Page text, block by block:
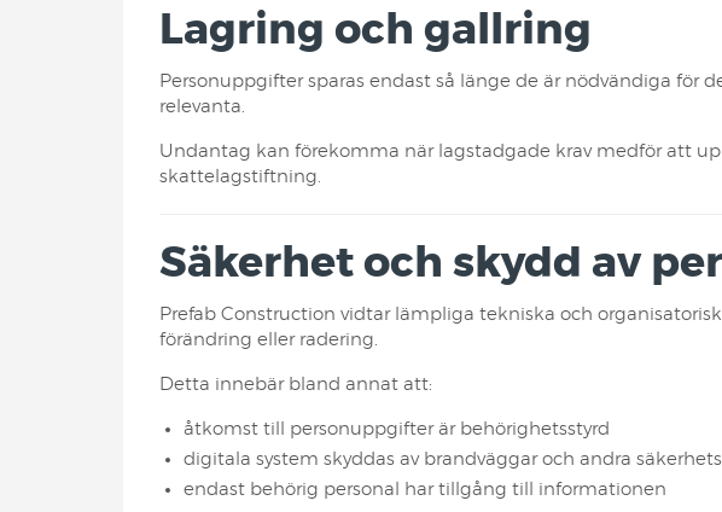
Lagring och gallring
Personuppgifter sparas endast så länge de är nödvändiga
relevanta.
Undantag kan förekomma när lagstadgade krav medför att
skattelagstiftning.
Säkerhet och skydd av
Prefab Construction vidtar lämpliga tekniska och
förändring eller radering.
Detta innebär bland annat att:
åtkomst till personuppgifter är behörighetsstyrd
digitala system skyddas av brandväggar och andra
endast behörig personal har tillgång till informationen